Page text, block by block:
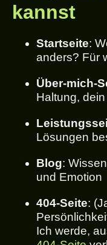
kannst
Startseite:
anders? Für
Über-mich-
Haltung,
Lösungen
Blog:
und Emotion
404-Seite:
Ich werde,